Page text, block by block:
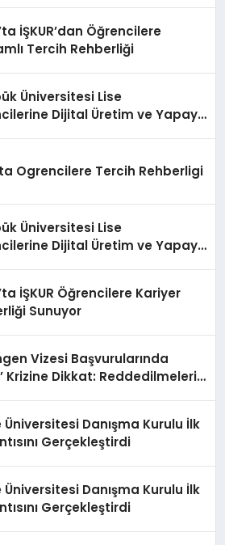
İŞKUR’dan Öğrencilere
Tercih Rehberliği
Üniversitesi Lise
Dijital Üretim ve Yapay
Ogrencilere Tercih Rehberligi
Üniversitesi Lise
Dijital Üretim ve Yapay
İŞKUR Öğrencilere Kariyer
Sunuyor
Vizesi Başvurularında
Krizine Dikkat: Reddedilmelerin
Üniversitesi Danışma Kurulu İlk
Gerçekleştirdi
Üniversitesi Danışma Kurulu İlk
Gerçekleştirdi